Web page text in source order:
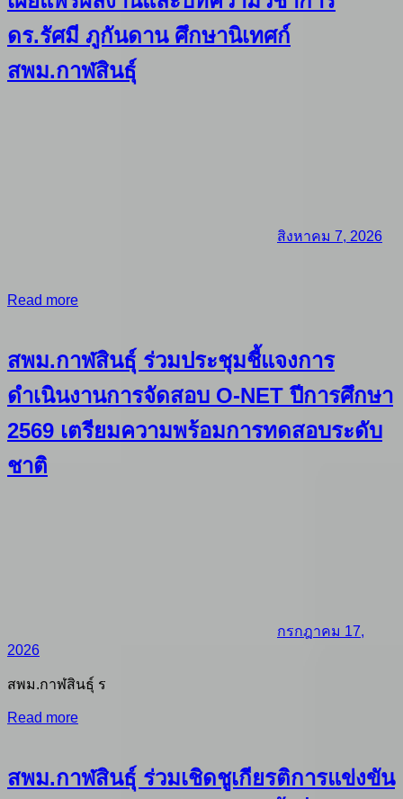
ดร.รัศมี ภูกันดาน ศึกษานิเทศก์
สพม.กาฬสินธุ์
สิงหาคม 7, 2026
Read more
สพม.กาฬสินธุ์ ร่วมประชุมชี้แจงการ
ดำเนินงานการจัดสอบ O-NET ปีการศึกษา
2569 เตรียมความพร้อมการทดสอบระดับ
ชาติ
กรกฎาคม 17,
2026
สพม.กาฬสินธุ์ ร
Read more
สพม.กาฬสินธุ์ ร่วมเชิดชูเกียรติการแข่งขัน